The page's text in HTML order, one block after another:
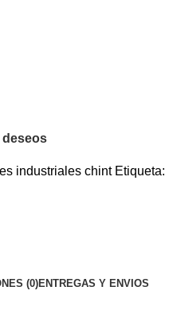
deseos
industriales chint Etiqueta:
(0)ENTREGAS Y ENVIOS